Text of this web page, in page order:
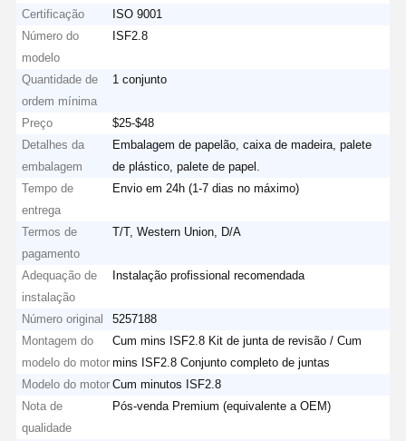
Certificação
ISO 9001
Número do
modelo
ISF2.8
Quantidade de
ordem mínima
1 conjunto
Preço
$25-$48
Detalhes da
embalagem
Embalagem de papelão, caixa de madeira, palete
de plástico, palete de papel.
Tempo de
entrega
Envio em 24h (1-7 dias no máximo)
Termos de
pagamento
T/T, Western Union, D/A
Adequação de
instalação
Instalação profissional recomendada
Número original
5257188
Montagem do
modelo do motor
Cum mins ISF2.8 Kit de junta de revisão / Cum
mins ISF2.8 Conjunto completo de juntas
Modelo do motor Cum minutos ISF2.8
Nota de
qualidade
Pós-venda Premium (equivalente a OEM)